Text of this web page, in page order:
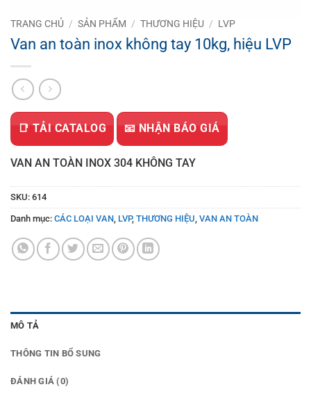
TRANG CHỦ / SẢN PHẨM / THƯƠNG HIỆU / LVP
Van an toàn inox không tay 10kg, hiệu LVP
📑 TẢI CATALOG 📧 NHẬN BÁO GIÁ
VAN AN TOÀN INOX 304 KHÔNG TAY
SKU: 614
Danh mục: CÁC LOẠI VAN LVP, THƯƠNG HIỆU VAN AN TOÀN
MÔ TẢ
THÔNG TIN BỔ SUNG
ĐÁNH GIÁ (0)